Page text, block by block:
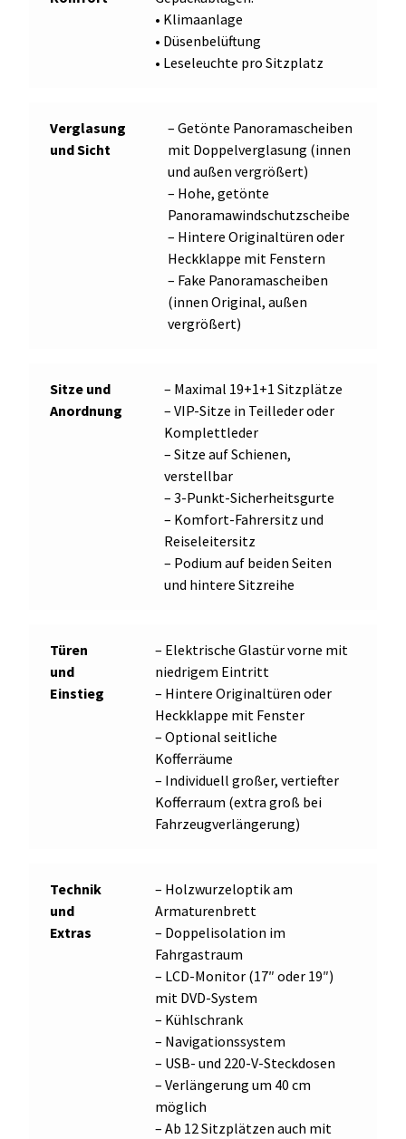
• Klimaanlage
• Düsenbelüftung
• Leseleuchte pro Sitzplatz
Verglasung
und Sicht
– Getönte Panoramascheiben
mit Doppelverglasung (innen
und außen vergrößert)
– Hohe, getönte
Panoramawindschutzscheibe
– Hintere Originaltüren oder
Heckklappe mit Fenstern
– Fake Panoramascheiben
(innen Original, außen
vergrößert)
Sitze und
Anordnung
– Maximal 19+1+1 Sitzplätze
– VIP-Sitze in Teilleder oder
Komplettleder
– Sitze auf Schienen,
verstellbar
– 3-Punkt-Sicherheitsgurte
– Komfort-Fahrersitz und
Reiseleitersitz
– Podium auf beiden Seiten
und hintere Sitzreihe
Türen
und
Einstieg
– Elektrische Glastür vorne mit
niedrigem Eintritt
– Hintere Originaltüren oder
Heckklappe mit Fenster
– Optional seitliche
Kofferräume
– Individuell großer, vertiefter
Kofferraum (extra groß bei
Fahrzeugverlängerung)
Technik
und
Extras
– Holzwurzeloptik am
Armaturenbrett
– Doppelisolation im
Fahrgastraum
– LCD-Monitor (17″ oder 19″)
mit DVD-System
– Kühlschrank
– Navigationssystem
– USB- und 220-V-Steckdosen
– Verlängerung um 40 cm
möglich
– Ab 12 Sitzplätzen auch mit